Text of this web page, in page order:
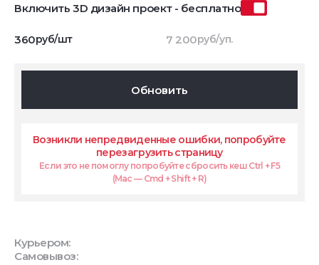
Включить 3D дизайн проект - бесплатно
360руб/шт 7 200руб/уп.
Обновить
Возникли непредвиденные ошибки, попробуйте
перезагрузить страницу
Если это не помоглу попробуйте сбросить кеш Ctrl + F5
(Mac — Cmd + Shift + R)
Курьером:
Самовывоз: